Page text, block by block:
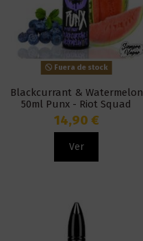
Fuera de stock
Blackcurrant & Watermelon
50ml Punx - Riot Squad
14,90 €
Ver